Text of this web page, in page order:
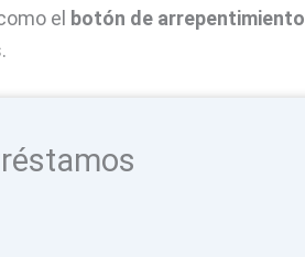
el botón de arrepentimiento